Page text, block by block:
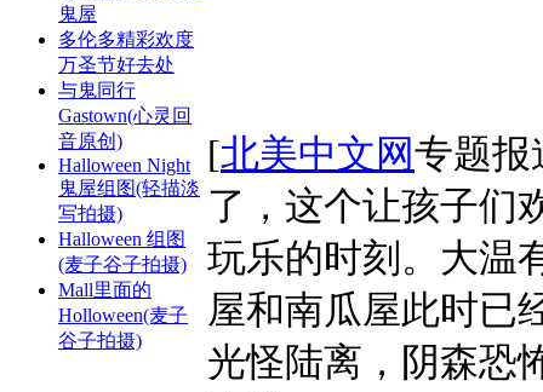
鬼屋
多伦多精彩欢度
万圣节好去处
与鬼同行
Gastown(心灵回
音原创)
Halloween Night
鬼屋组图(轻描淡
写拍摄)
Halloween 组图
(麦子谷子拍摄)
Mall里面的
Holloween(麦子
谷子拍摄)
[北美中文网 专题报
了，这个让孩子们
玩乐的时刻。大温
屋和南瓜屋此时已
光怪陆离，阴森恐